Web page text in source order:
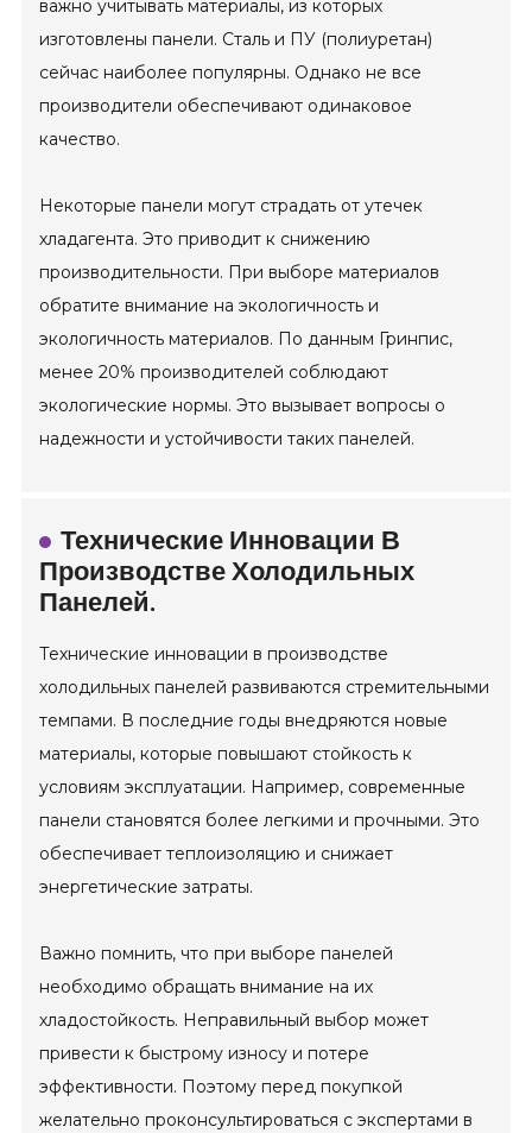
важно учитывать материалы, из которых
изготовлены панели. Сталь и ПУ (полиуретан)
сейчас наиболее популярны. Однако не все
производители обеспечивают одинаковое
качество.
Некоторые панели могут страдать от утечек
хладагента. Это приводит к снижению
производительности. При выборе материалов
обратите внимание на экологичность и
экологичность материалов. По данным Гринпис,
менее 20% производителей соблюдают
экологические нормы. Это вызывает вопросы о
надежности и устойчивости таких панелей.
Технические Инновации В
Производстве Холодильных
Панелей.
Технические инновации в производстве
холодильных панелей развиваются стремительными
темпами. В последние годы внедряются новые
материалы, которые повышают стойкость к
условиям эксплуатации. Например, современные
панели становятся более легкими и прочными. Это
обеспечивает теплоизоляцию и снижает
энергетические затраты.
Важно помнить, что при выборе панелей
необходимо обращать внимание на их
хладостойкость. Неправильный выбор может
привести к быстрому износу и потере
эффективности. Поэтому перед покупкой
желательно проконсультироваться с экспертами в